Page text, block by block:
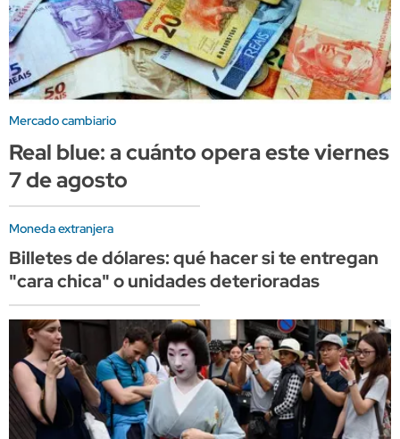
Mercado cambiario
Real blue: a cuánto opera este viernes
7 de agosto
Moneda extranjera
Billetes de dólares: qué hacer si te entregan
"cara chica" o unidades deterioradas